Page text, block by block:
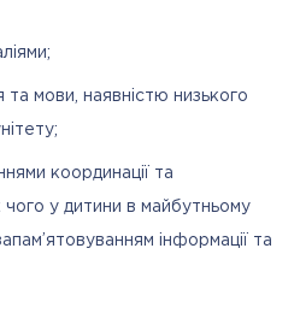
мови, наявністю низького
координації та
чого у дитини в майбутньому
інформації та